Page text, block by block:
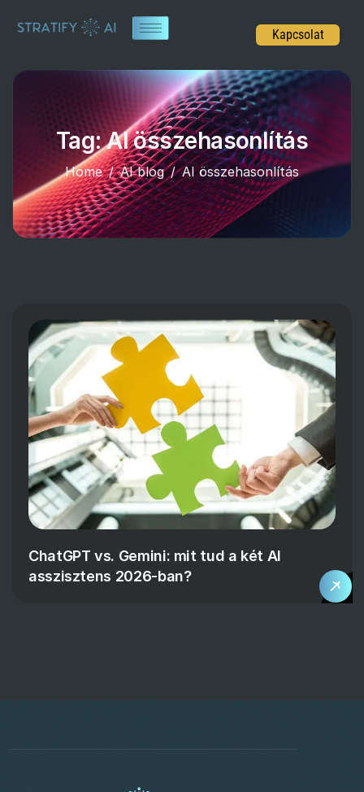
Kapcsolat
Tag: AI összehasonlítás
Home AI blog AI összehasonlítás
ChatGPT vs. Gemini: mit tud a két AI
asszisztens 2026-ban?